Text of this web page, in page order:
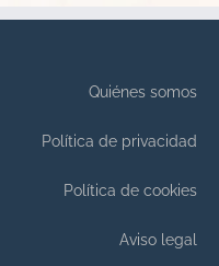
Quiénes somos
Política de privacidad
Política de cookies
Aviso legal